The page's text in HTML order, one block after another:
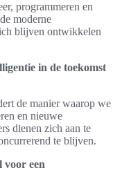
programmeren en
moderne
blijven ontwikkelen
in de toekomst
de manier waarop we
en nieuwe
dienen zich aan te
te blijven.
voor een